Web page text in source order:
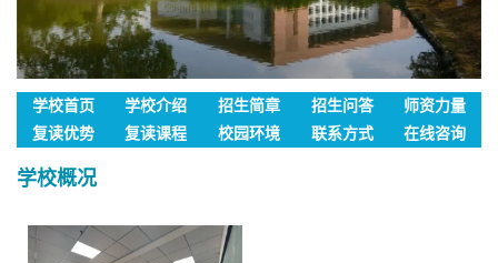
学校首页 学校介绍 招生简章 招生问答
师资力量
复读优势
复读课程 校园环境 联系方式 在线咨询
学校概况